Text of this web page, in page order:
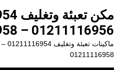
المحتوى01211116956 – 01211116958
01211116958